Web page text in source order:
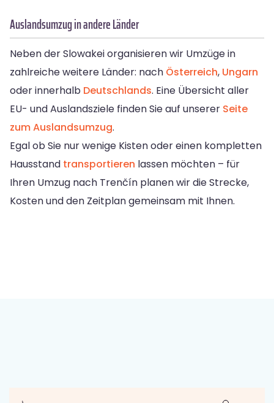
Auslandsumzug in andere Länder
Neben der Slowakei organisieren wir Umzüge in
zahlreiche weitere Länder: nach Österreich, Ungarn
oder innerhalb Deutschlands. Eine Übersicht aller
EU- und Auslandsziele finden Sie auf unserer Seite
zum Auslandsumzug.
Egal ob Sie nur wenige Kisten oder einen kompletten
Hausstand transportieren lassen möchten – für
Ihren Umzug nach Trenčín planen wir die Strecke,
Kosten und den Zeitplan gemeinsam mit Ihnen.